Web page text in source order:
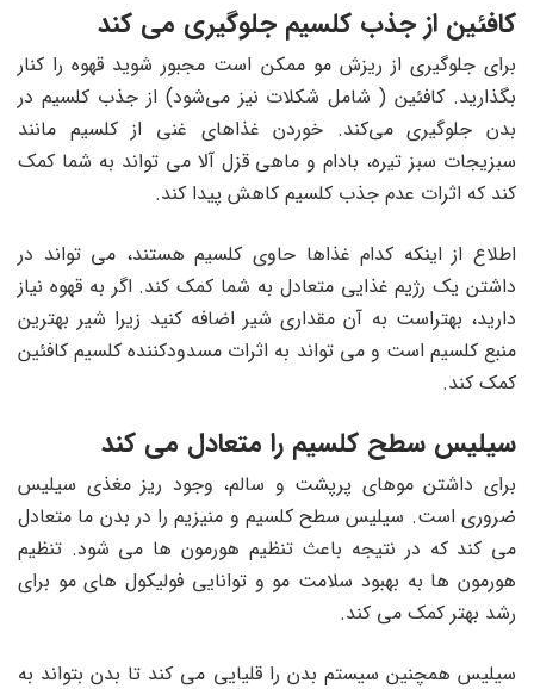
کافئین از جذب کلسیم جلوگیری می کند
برای جلوگیری از ریزش مو ممکن است مجبور شوید قهوه را کنار
بگذارید. کافئین ( شامل شکلات نیز می‌شود) از جذب کلسیم در
بدن جلوگیری می‌کند. خوردن غذاهای غنی از کلسیم مانند
سبزیجات سبز تیره، بادام و ماهی قزل آلا می تواند به شما کمک
کند که اثرات عدم جذب کلسیم کاهش پیدا کند.
اطلاع از اینکه کدام غذاها حاوی کلسیم هستند، می تواند در
داشتن یک رژیم غذایی متعادل به شما کمک کند. اگر به قهوه نیاز
دارید، بهتراست به آن مقداری شیر اضافه کنید زیرا شیر بهترین
منبع کلسیم است و می تواند به اثرات مسدودکننده کلسیم کافئین
کمک کند.
سیلیس سطح کلسیم را متعادل می کند
برای داشتن موهای پرپشت و سالم، وجود ریز مغذی سیلیس
ضروری است. سیلیس سطح کلسیم و منیزیم را در بدن ما متعادل
می کند که در نتیجه باعث تنظیم هورمون ها می شود. تنظیم
هورمون ها به بهبود سلامت مو و توانایی فولیکول های مو برای
رشد بهتر کمک می کند.
سیلیس همچنین سیستم بدن را قلیایی می کند تا بدن بتواند به